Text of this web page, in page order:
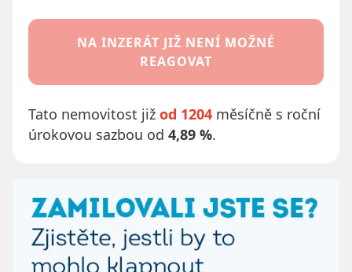
NA INZERÁT JIŽ NENÍ MOŽNÉ
REAGOVAT
Tato nemovitost již od 1204 měsíčně s roční
úrokovou sazbou od 4,89 %.